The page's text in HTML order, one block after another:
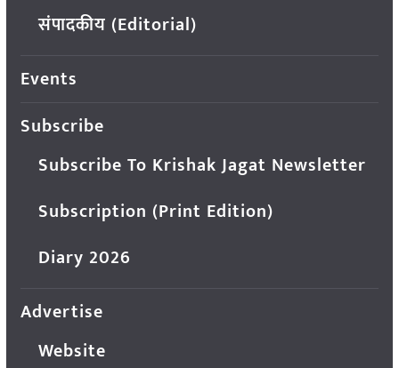
संपादकीय (Editorial)
Events
Subscribe
Subscribe To Krishak Jagat Newsletter
Subscription (Print Edition)
Diary 2026
Advertise
Website